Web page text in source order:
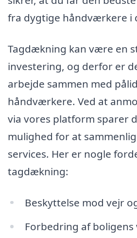
fra dygtige håndværkere i
Tagdækning kan være en
investering, og derfor er
arbejde sammen med
håndværkere. Ved at
via vores platform sparer
mulighed for at
services. Her er nogle
tagdækning:
Beskyttelse mod vejr
Forbedring af